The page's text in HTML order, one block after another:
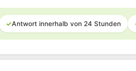
✓Antwort innerhalb von 24 Stunden